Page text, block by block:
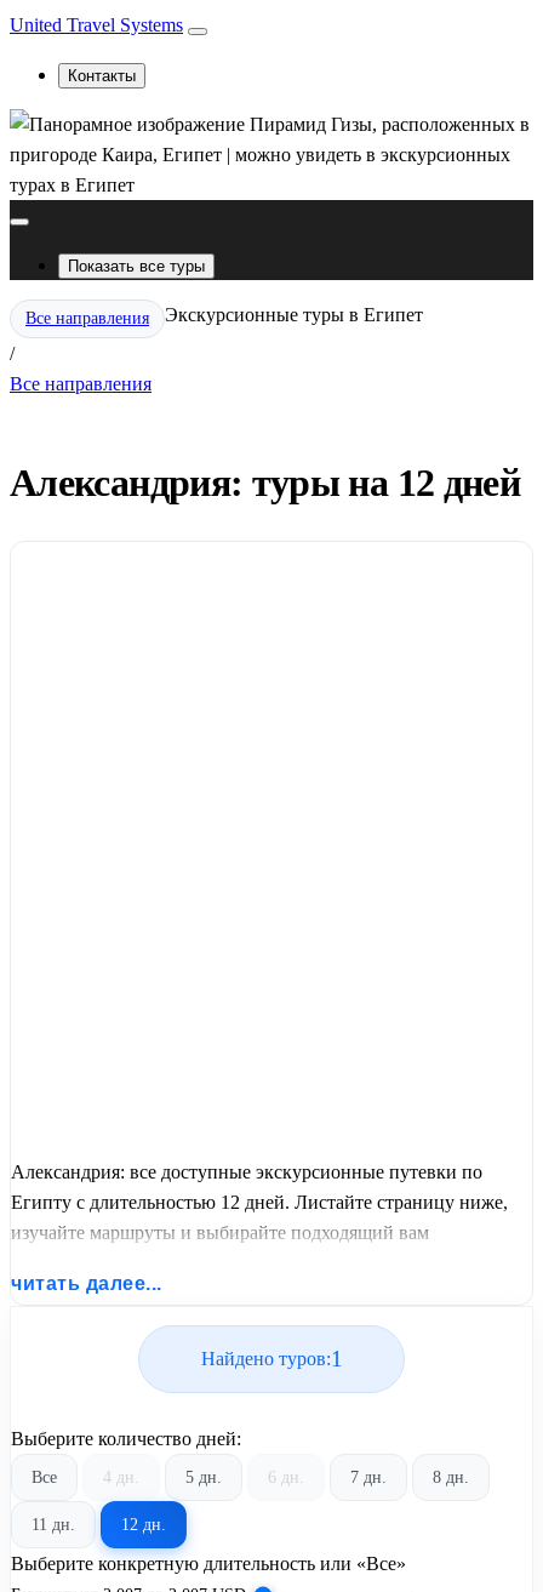
United Travel Systems
Контакты
Показать все туры
Все направления
/
Экскурсионные туры в Египет
Все направления
Александрия: туры на 12 дней
Александрия: все доступные экскурсионные путевки по
Египту с длительностью 12 дней. Листайте страницу ниже,
изучайте маршруты и выбирайте подходящий вам
United Travel Systems.
читать далее...
Найдено туров:1
Выберите количество дней:
Все 4 дн. 5 дн. 6 дн. 7 дн. 8 дн.
11 дн. 12 дн.
Выберите конкретную длительность или «Все»